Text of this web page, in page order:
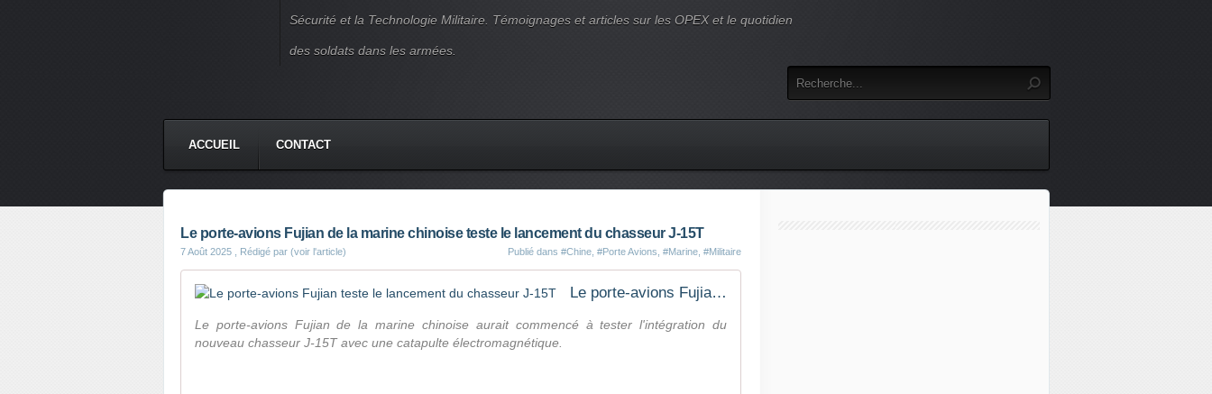
Sécurité et la Technologie Militaire. Témoignages et articles sur les OPEX et le quotidien
des soldats dans les armées.
ACCUEIL CONTACT
Le porte-avions Fujian de la marine chinoise teste le lancement du chasseur J-15T
7 Août 2025 , Rédigé par (voir l'article) Publié dans #Chine #Porte Avions #Marine #Militaire
Le porte-avions Fujian teste le lancement du chasseur J-15T
Le porte-avions Fujian de la marine chinoise aurait commencé à tester l'intégration du
nouveau chasseur J-15T avec une catapulte électromagnétique.